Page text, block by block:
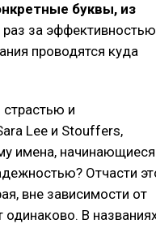
буквы, из
раз за эффективностью
проводятся куда
и
Lee и Stouffers,
имена, начинающиеся
Отчасти
вне зависимости от
одинаково. В